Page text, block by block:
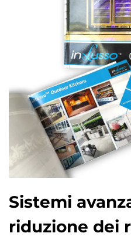
Sistemi
riduzione dei